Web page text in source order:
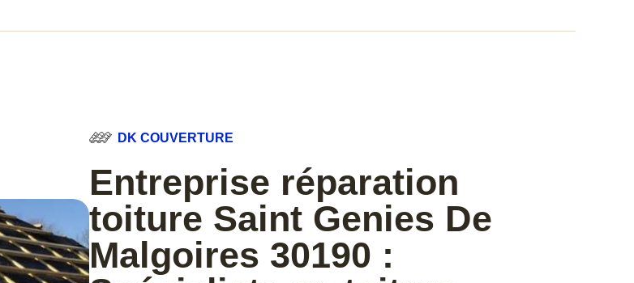
DK COUVERTURE
Entreprise réparation
toiture Saint Genies De
Malgoires 30190 :